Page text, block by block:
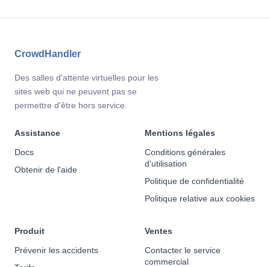
CrowdHandler
Des salles d'attente virtuelles pour les
sites web qui ne peuvent pas se
permettre d'être hors service.
Assistance
Docs
Obtenir de l'aide
Mentions légales
Conditions générales
d'utilisation
Politique de confidentialité
Politique relative aux cookies
Produit
Prévenir les accidents
Ventes
Contacter le service
commercial